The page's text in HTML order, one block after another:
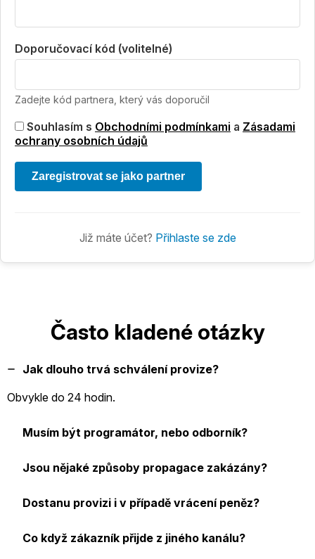
Doporučovací kód (volitelné)
Zadejte kód partnera, který vás doporučil
Souhlasím s Obchodními podmínkami a Zásadami
ochrany osobních údajů
Zaregistrovat se jako partner
Již máte účet? Přihlaste se zde
Často kladené otázky
Jak dlouho trvá schválení provize?
Obvykle do 24 hodin.
Musím být programátor, nebo odborník?
Jsou nějaké způsoby propagace zakázány?
Dostanu provizi i v případě vrácení peněz?
Co když zákazník přijde z jiného kanálu?